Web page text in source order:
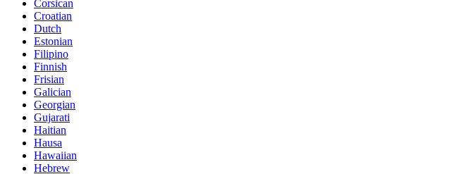
Corsican
Croatian
Dutch
Estonian
Filipino
Finnish
Frisian
Galician
Georgian
Gujarati
Haitian
Hausa
Hawaiian
Hebrew